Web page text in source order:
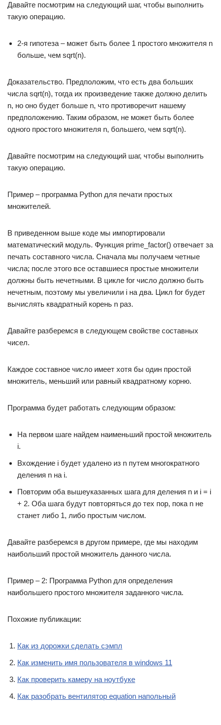
Давайте посмотрим на следующий шаг, чтобы выполнить
такую операцию.
2-я гипотеза – может быть более 1 простого множителя n
больше, чем sqrt(n).
Доказательство. Предположим, что есть два больших
числа sqrt(n), тогда их произведение также должно делить
n, но оно будет больше n, что противоречит нашему
предположению. Таким образом, не может быть более
одного простого множителя n, большего, чем sqrt(n).
Давайте посмотрим на следующий шаг, чтобы выполнить
такую операцию.
Пример – программа Python для печати простых
множителей.
В приведенном выше коде мы импортировали
математический модуль. Функция prime_factor() отвечает за
печать составного числа. Сначала мы получаем четные
числа; после этого все оставшиеся простые множители
должны быть нечетными. В цикле for число должно быть
нечетным, поэтому мы увеличили i на два. Цикл for будет
вычислять квадратный корень n раз.
Давайте разберемся в следующем свойстве составных
чисел.
Каждое составное число имеет хотя бы один простой
множитель, меньший или равный квадратному корню.
Программа будет работать следующим образом:
На первом шаге найдем наименьший простой множитель
i.
Вхождение i будет удалено из n путем многократного
деления n на i.
Повторим оба вышеуказанных шага для деления n и i = i
+ 2. Оба шага будут повторяться до тех пор, пока n не
станет либо 1, либо простым числом.
Давайте разберемся в другом примере, где мы находим
наибольший простой множитель данного числа.
Пример – 2: Программа Python для определения
наибольшего простого множителя заданного числа.
Похожие публикации:
Как из дорожки сделать сэмпл
Как изменить имя пользователя в windows 11
Как проверить камеру на ноутбуке
Как разобрать вентилятор equation напольный